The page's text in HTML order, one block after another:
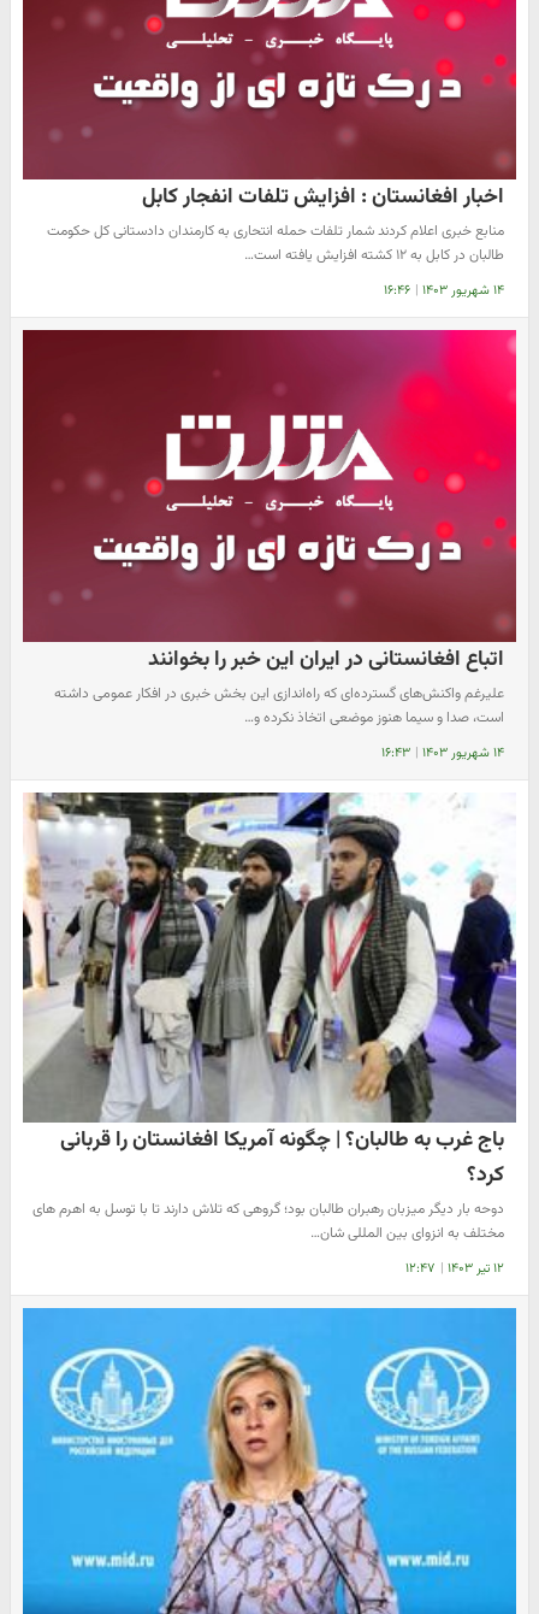
اخبار افغانستان : افزایش تلفات انفجار کابل
منابع خبری اعلام کردند شمار تلفات حمله انتحاری به کارمندان دادستانی کل حکومت
طالبان در کابل به ۱۲ کشته افزایش یافته است…
۱۴ شهریور ۱۴۰۳ | ۱۶:۴۶
اتباع افغانستانی در ایران این خبر را بخوانند
علیرغم واکنش‌های گسترده‌ای که راه‌اندازی این بخش خبری در افکار عمومی داشته
است، صدا و سیما هنوز موضعی اتخاذ نکرده و…
۱۴ شهریور ۱۴۰۳ | ۱۶:۴۳
باج غرب به طالبان؟ | چگونه آمریکا افغانستان را قربانی
کرد؟
دوحه بار دیگر میزبان رهبران طالبان بود؛ گروهی که تلاش دارند تا با توسل به اهرم های
مختلف به انزوای بین المللی شان…
۱۲ تیر ۱۴۰۳ | ۱۲:۴۷